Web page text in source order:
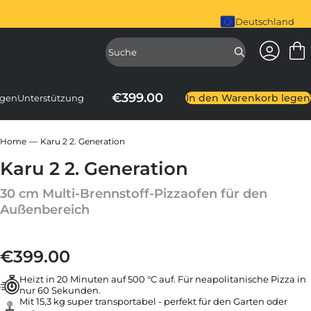
Deutschland
Zugriff auf
Zugang
Unterstützung €399.00 In den Warenkorb legen
Home Karu 2 2. Generation
Karu 2 2. Generation
30 cm Multi-Brennstoff-Pizzaofen für den
Außenbereich
Normaler Preis
€399.00
Heizt in 20 Minuten auf 500 °C auf. Für neapolitanische Pizza in
nur 60 Sekunden.
Mit 15,3 kg super transportabel - perfekt für den Garten oder